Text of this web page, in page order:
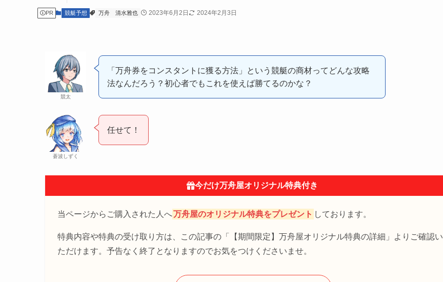
PR 競艇予想 万舟 清水雅也 2023年6月2日 2024年2月3日
競太
「万舟券をコンスタントに獲る方法」という競艇の商材ってどんな攻略
法なんだろう？初心者でもこれを使えば勝てるのかな？
蒼波しずく
任せて！
今だけ万舟屋オリジナル特典付き
当ページからご購入された人へ万舟屋のオリジナル特典をプレゼント しております。
特典内容や特典の受け取り方は、この記事の「【期間限定】万舟屋オリジナル特典の詳細」よりご確認い
ただけます。予告なく終了となりますのでお気をつけくださいませ。